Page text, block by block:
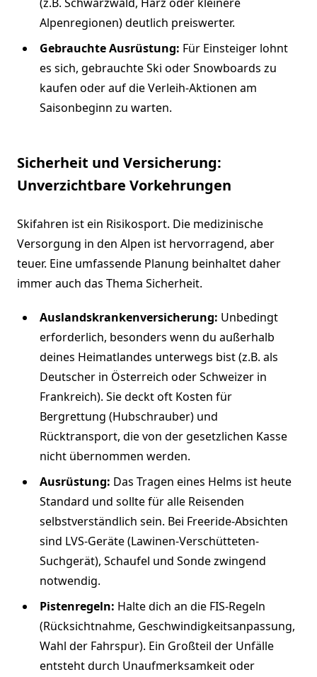
Alpenregionen) deutlich preiswerter.
Gebrauchte Ausrüstung: Für Einsteiger lohnt
es sich, gebrauchte Ski oder Snowboards zu
kaufen oder auf die Verleih-Aktionen am
Saisonbeginn zu warten.
Sicherheit und Versicherung:
Unverzichtbare Vorkehrungen
Skifahren ist ein Risikosport. Die medizinische
Versorgung in den Alpen ist hervorragend, aber
teuer. Eine umfassende Planung beinhaltet daher
immer auch das Thema Sicherheit.
Auslandskrankenversicherung: Unbedingt
erforderlich, besonders wenn du außerhalb
deines Heimatlandes unterwegs bist (z.B. als
Deutscher in Österreich oder Schweizer in
Frankreich). Sie deckt oft Kosten für
Bergrettung (Hubschrauber) und
Rücktransport, die von der gesetzlichen Kasse
nicht übernommen werden.
Ausrüstung: Das Tragen eines Helms ist heute
Standard und sollte für alle Reisenden
selbstverständlich sein. Bei Freeride-Absichten
sind LVS-Geräte (Lawinen-Verschütteten-
Suchgerät), Schaufel und Sonde zwingend
notwendig.
Pistenregeln: Halte dich an die FIS-Regeln
(Rücksichtnahme, Geschwindigkeitsanpassung,
Wahl der Fahrspur). Ein Großteil der Unfälle
entsteht durch Unaufmerksamkeit oder